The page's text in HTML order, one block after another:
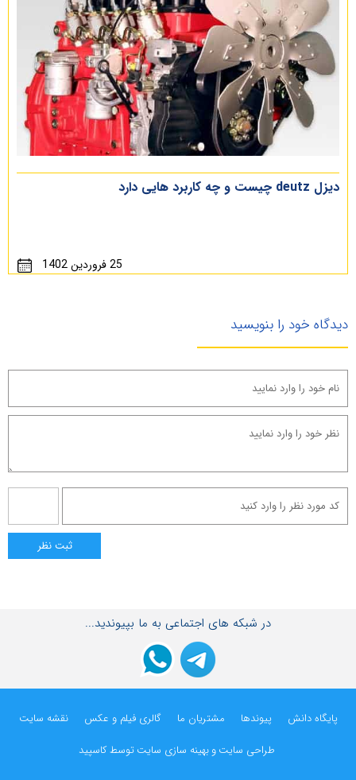
دیزل deutz چیست و چه کاربرد هایی دارد
25 فروردین 1402
دیدگاه خود را بنویسید
در شبکه های اجتماعی به ما بپیوندید...
پایگاه دانش پیوندها مشتریان ما گالری فیلم و عکس
نقشه سایت
طراحی سایتوبهینه سازی سایتتوسط کاسپید